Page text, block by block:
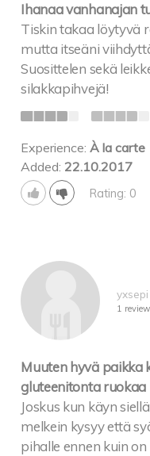
Ihanaa vanhanajan
Tiskin takaa löytyvä
mutta itseäni
Suosittelen sekä
silakkapihvejä!
Experience:À la carte
Added: 22.10.2017
Rating: 0
yxsepi
1 review
Muuten hyvä paikka
gluteenitonta ruokaa
Joskus kun käyn
melkein kysyy että
pihalle ennen kuin